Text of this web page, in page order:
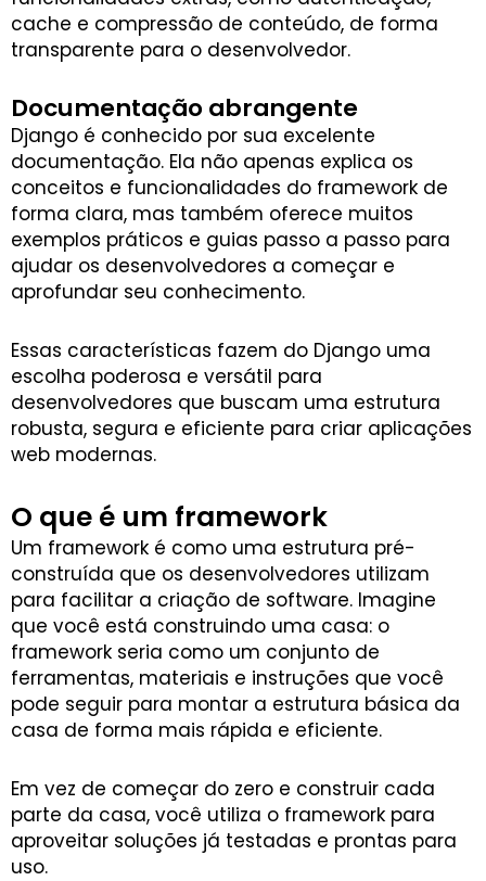
cache e compressão de conteúdo, de forma
transparente para o desenvolvedor.
Documentação abrangente
Django é conhecido por sua excelente
documentação. Ela não apenas explica os
conceitos e funcionalidades do framework de
forma clara, mas também oferece muitos
exemplos práticos e guias passo a passo para
ajudar os desenvolvedores a começar e
aprofundar seu conhecimento.
Essas características fazem do Django uma
escolha poderosa e versátil para
desenvolvedores que buscam uma estrutura
robusta, segura e eficiente para criar aplicações
web modernas.
O que é um framework
Um framework é como uma estrutura pré-
construída que os desenvolvedores utilizam
para facilitar a criação de software. Imagine
que você está construindo uma casa: o
framework seria como um conjunto de
ferramentas, materiais e instruções que você
pode seguir para montar a estrutura básica da
casa de forma mais rápida e eficiente.
Em vez de começar do zero e construir cada
parte da casa, você utiliza o framework para
aproveitar soluções já testadas e prontas para
uso.